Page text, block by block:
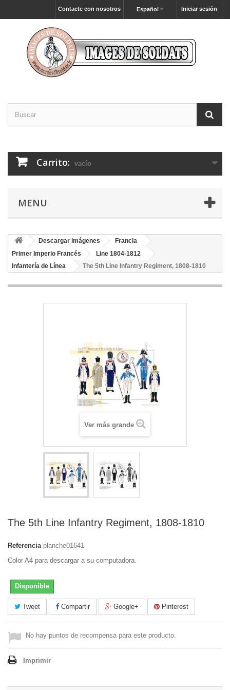
Iniciar sesión
Español
Contacte con nosotros
Carrito: vacío
MENU
Descargar imágenes
Francia
Primer Imperio Francés
Line 1804-1812
Infantería de Línea
The 5th Line Infantry Regiment, 1808-1810
Ver más grande
The 5th Line Infantry Regiment, 1808-1810
Referencia planche01641
Color A4 para descargar a su computadora.
Disponible
Tweet Compartir Google+ Pinterest
No hay puntos de recompensa para este producto.
Imprimir